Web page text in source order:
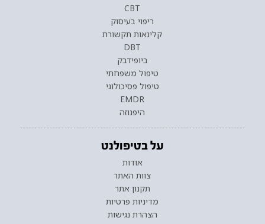
CBT
ריפוי בעיסוק
קלינאות תקשורת
DBT
ביופידבק
טיפול משפחתי
טיפול פסיכולוגי
EMDR
היפנוזה
על בטיפולנט
אודות
צוות האתר
תקנון אתר
מדיניות פרטיות
הצהרת נגישות